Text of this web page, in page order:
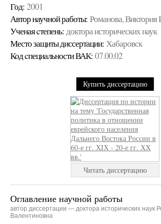
Год: 2001
Автор научной работы: Романова, Виктория
Ученая cтепень: доктора исторических наук
Место защиты диссертации: Хабаровск
Код cпециальности ВАК: 07.00.02
Купить диссертацию
Читать диссертацию
Оглавление научной работы
автор диссертации — доктора исторических наук
Валентиновна